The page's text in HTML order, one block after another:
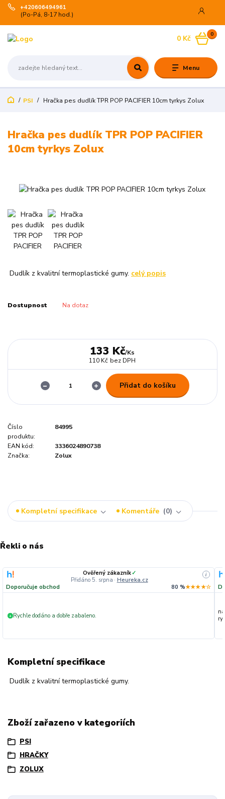
Menu
+420606494961
(Po-Pá, 8-17 hod.)
0
0 Kč
PSI Hračka pes dudlík TPR POP PACIFIER 10cm tyrkys Zolux
Hračka pes dudlík TPR POP PACIFIER
10cm tyrkys Zolux
Dudlík z kvalitní termoplastické gumy. celý popis
Dostupnost Na dotaz
133 Kč/Ks
110 Kč bez DPH
Přidat do košíku
Číslo
produktu:
84995
EAN kód:
3336024890738
Značka:
Zolux
Kompletní specifikace Komentáře 0
Řekli o nás
Ověřený zákazník✓
Přidáno 5. srpna · Heureka.cz
i
Doporučuje obchod 80 %★★★★☆
+ Rychle dodáno a dobře zabaleno.
Kompletní specifikace
Dudlík z kvalitní termoplastické gumy.
Zboží zařazeno v kategoriích
PSI
HRAČKY
ZOLUX